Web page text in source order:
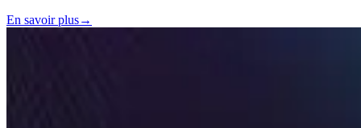
En savoir plus→